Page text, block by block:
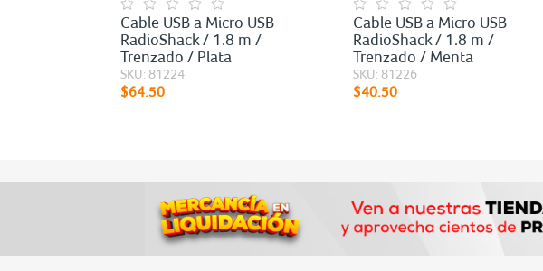
Cable USB a Micro USB
RadioShack / 1.8 m /
Trenzado / Plata
SKU: 81224
$64.50
Cable USB a Micro USB
RadioShack / 1.8 m /
Trenzado / Menta
SKU: 81226
$40.50